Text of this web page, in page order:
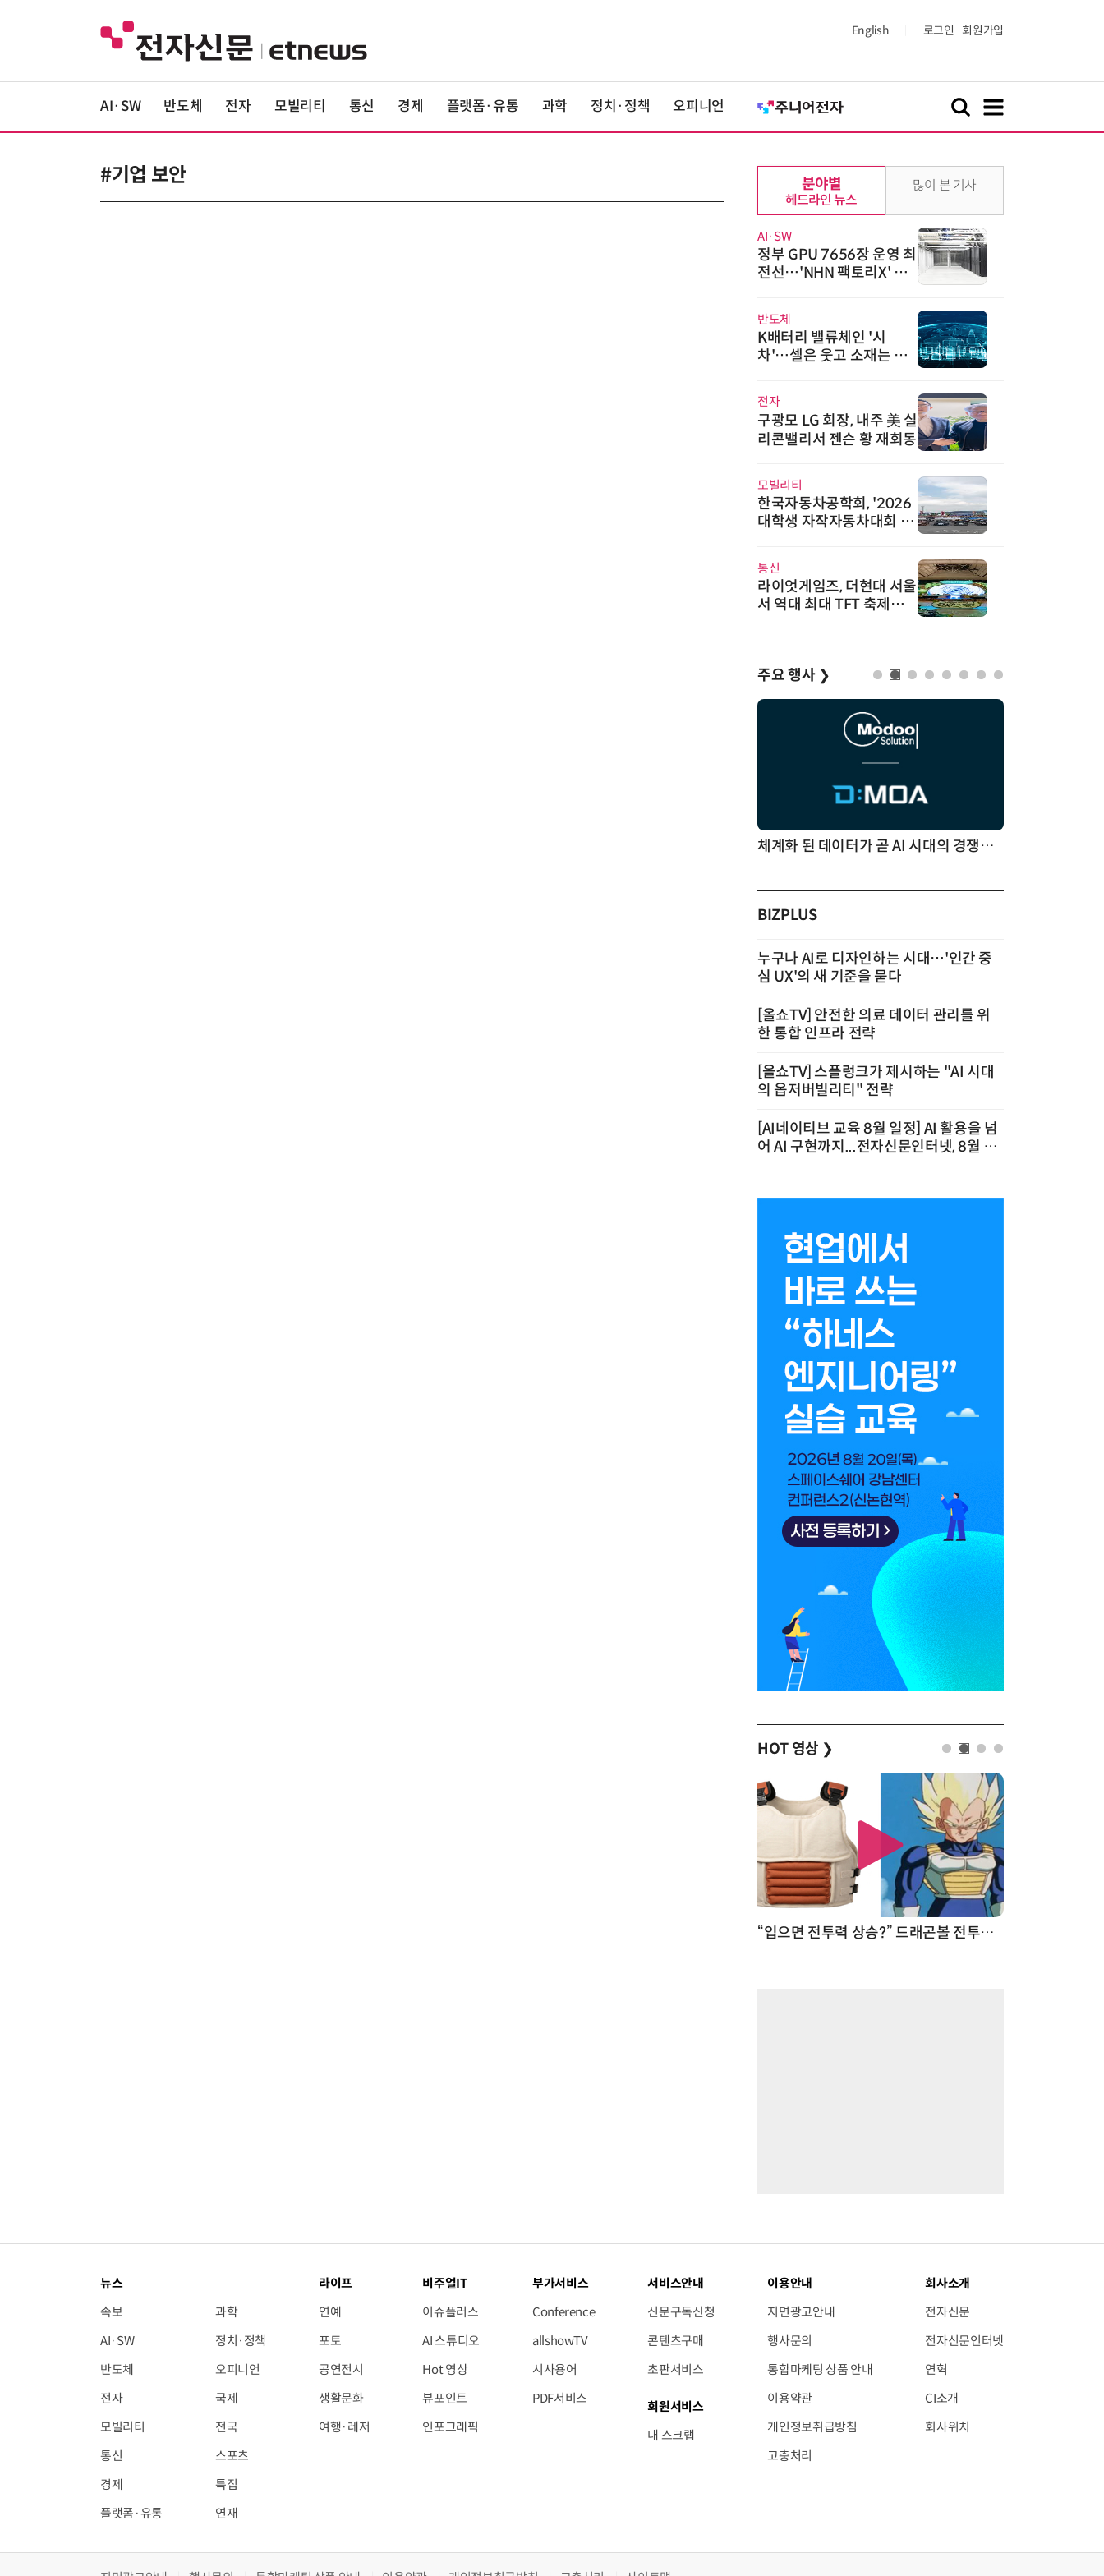
English 로그인 회원가입
AI·SW 반도체 전자 모빌리티 통신 경제 플랫폼·유통 과학 정치·정책 오피니언
#기업 보안 분야별
헤드라인 뉴스
AI·SW
정부 GPU 7656장 운영 최
전선…'NHN 팩토리X' 가
반도체
K배터리 밸류체인 '시
차'…셀은 웃고 소재는 아
전자
구광모 LG 회장, 내주 美 실
리콘밸리서 젠슨 황 재회동
모빌리티
한국자동차공학회, '2026
대학생 자작자동차대회 포
통신
라이엇게임즈, 더현대 서울
서 역대 최대 TFT 축제…
많이 본 기사
주요 행사 ❯
체계화 된 데이터가 곧 AI 시대의 경쟁력이다
BIZPLUS
누구나 AI로 디자인하는 시대…'인간 중
심 UX'의 새 기준을 묻다
[올쇼TV] 안전한 의료 데이터 관리를 위
한 통합 인프라 전략
[올쇼TV] 스플렁크가 제시하는 "AI 시대
의 옵저버빌리티" 전략
[AI네이티브 교육 8월 일정] AI 활용을 넘
어 AI 구현까지...전자신문인터넷, 8월 실
HOT 영상 ❯
“입으면 전투력 상승?” 드래곤볼 전투복 닮은 중량조끼
뉴스
속보
AI·SW
반도체
전자
모빌리티
통신
경제
플랫폼·유통
과학
정치·정책
오피니언
국제
전국
스포츠
특집
연재
라이프
연예
포토
공연전시
생활문화
여행·레저
비주얼IT
이슈플러스
AI 스튜디오
Hot 영상
뷰포인트
인포그래픽
부가서비스
Conference
allshowTV
시사용어
PDF서비스
서비스안내
신문구독신청
콘텐츠구매
초판서비스
회원서비스
내 스크랩
이용안내
지면광고안내
행사문의
통합마케팅 상품 안내
이용약관
개인정보취급방침
고충처리
회사소개
전자신문
전자신문인터넷
연혁
CI소개
회사위치